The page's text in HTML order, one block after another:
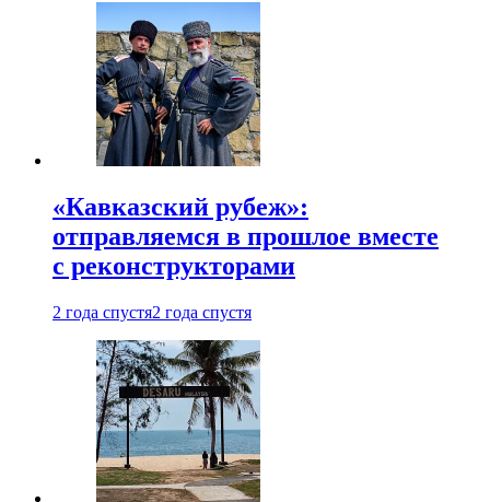
«Кавказский рубеж»:
отправляемся в прошлое вместе
с реконструкторами
2 года спустя2 года спустя